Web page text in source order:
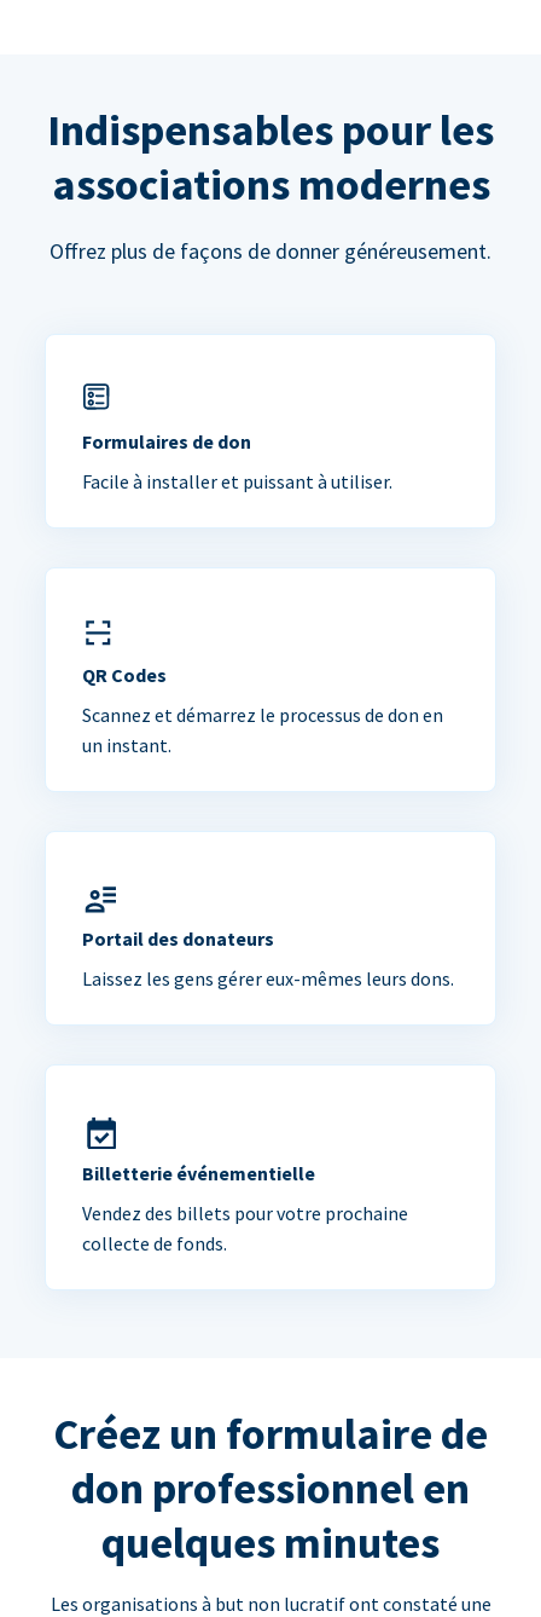
Indispensables pour les
associations modernes
Offrez plus de façons de donner généreusement.
Formulaires de don
Facile à installer et puissant à utiliser.
QR Codes
Scannez et démarrez le processus de don en
un instant.
Portail des donateurs
Laissez les gens gérer eux-mêmes leurs dons.
Billetterie événementielle
Vendez des billets pour votre prochaine
collecte de fonds.
Créez un formulaire de
don professionnel en
quelques minutes
Les organisations à but non lucratif ont constaté une